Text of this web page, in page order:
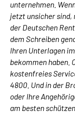
unternehmen.
jetzt unsicher sind,
der Deutschen
dem Schreiben
Ihren Unterlagen
bekommen haben.
kostenfreies
4800. Und in der
oder Ihre
am besten